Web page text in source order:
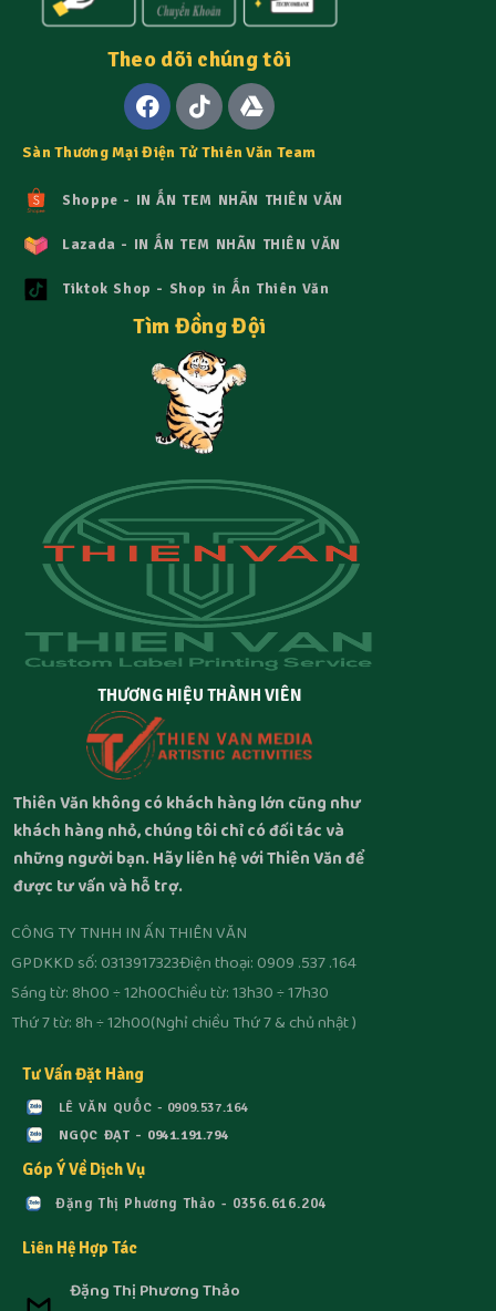
THƯƠNG HIỆU THÀNH VIÊN
Thiên Văn không có khách hàng lớn cũng như
khách hàng nhỏ, chúng tôi chỉ có đối tác và
những người bạn. Hãy liên hệ với Thiên Văn để
được tư vấn và hỗ trợ.
CÔNG TY TNHH IN ẤN THIÊN VĂN
GPDKKD số: 0313917323Điện thoại: 0909 .537 .164
Sáng từ: 8h00 ÷ 12h00Chiều từ: 13h30 ÷ 17h30
Thứ 7 từ: 8h ÷ 12h00(Nghỉ chiều Thứ 7 & chủ nhật )
Tư Vấn Đặt Hàng
LÊ VĂN QUỐC - 0909.537.164
NGỌC ĐẠT - 0941.191.794
Góp Ý Về Dịch Vụ
Đặng Thị Phương Thảo - 0356.616.204
Liên Hệ Hợp Tác
Đặng Thị Phương Thảo
Theo dõi chúng tôi
Sàn Thương Mại Điện Tử Thiên Văn Team
Shoppe - IN ẤN TEM NHÃN THIÊN VĂN
Lazada - IN ẤN TEM NHÃN THIÊN VĂN
Tiktok Shop - Shop in Ấn Thiên Văn
Tìm Đồng Đội